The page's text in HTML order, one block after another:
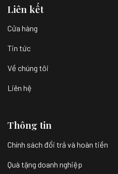
Liên kết
Cửa hàng
Tin tức
Về chúng tôi
Liên hệ
Thông tin
Chính sách đổi trả và hoàn tiền
Quà tặng doanh nghiệp